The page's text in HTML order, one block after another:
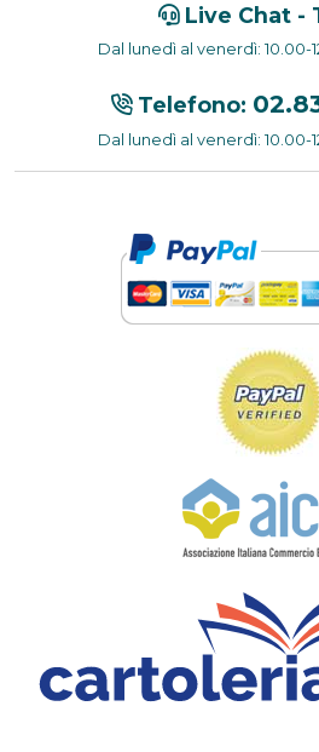
Live Chat -
Dal lunedì al venerdì: 10.00-
Telefono:
Dal lunedì al venerdì: 10.00-